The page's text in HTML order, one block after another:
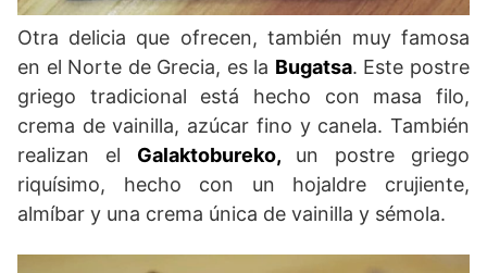
Otra delicia que ofrecen, también muy famosa
en el Norte de Grecia, es la Bugatsa. Este postre
griego tradicional está hecho con masa filo,
crema de vainilla, azúcar fino y canela. También
realizan el Galaktobureko, un postre griego
riquísimo, hecho con un hojaldre crujiente,
almíbar y una crema única de vainilla y sémola.